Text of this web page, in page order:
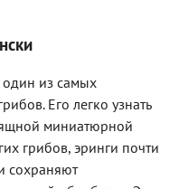
из самых
Его легко узнать
миниатюрной
грибов, эринги почти
сохраняют